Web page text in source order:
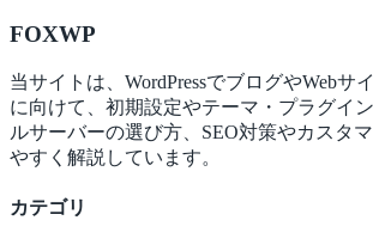
FOXWP
当サイトは、WordPressでブログやWebサ
に向けて、初期設定やテーマ・プラグイ
ルサーバーの選び方、SEO対策やカスタ
やすく解説しています。
カテゴリ